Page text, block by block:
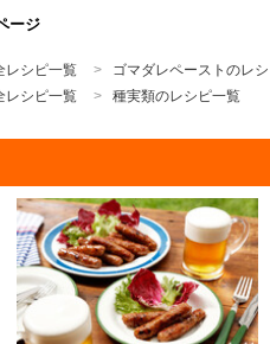
ージ
レシピ一覧
ゴマダレペーストのレ
レシピ一覧 種実類のレシピ一覧